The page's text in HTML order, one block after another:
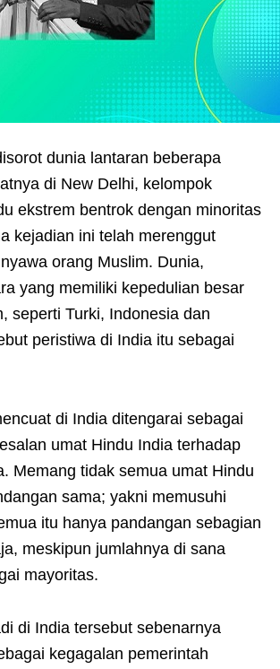
dunia lantaran beberapa
di New Delhi, kelompok
ekstrem bentrok dengan minoritas
kejadian ini telah merenggut
orang Muslim. Dunia,
yang memiliki kepedulian besar
seperti Turki, Indonesia dan
peristiwa di India itu sebagai
di India ditengarai sebagai
umat Hindu India terhadap
Memang tidak semua umat Hindu
sama; yakni memusuhi
itu hanya pandangan sebagian
meskipun jumlahnya di sana
mayoritas.
di India tersebut sebenarnya
kegagalan pemerintah